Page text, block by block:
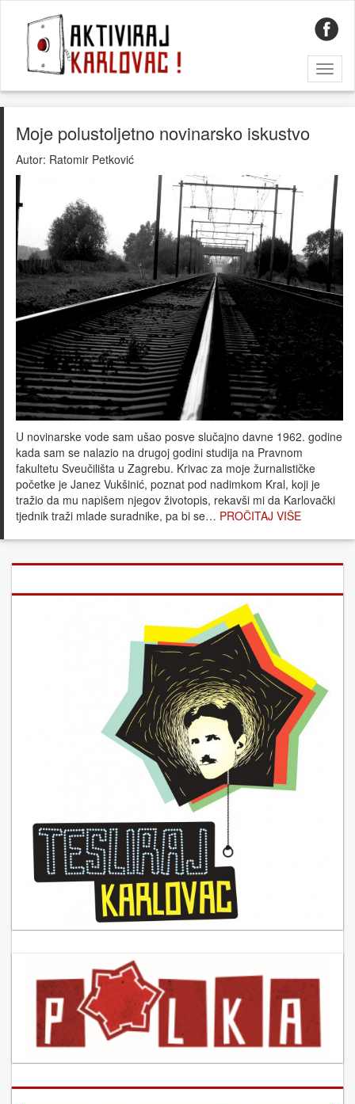
Moje polustoljetno novinarsko iskustvo
Autor: Ratomir Petković
U novinarske vode sam ušao posve slučajno davne 1962. godine
kada sam se nalazio na drugoj godini studija na Pravnom
fakultetu Sveučilišta u Zagrebu. Krivac za moje žurnalističke
početke je Janez Vukšinić, poznat pod nadimkom Kral, koji je
tražio da mu napišem njegov životopis, rekavši mi da Karlovački
tjednik traži mlade suradnike, pa bi se… PROČITAJ VIŠE